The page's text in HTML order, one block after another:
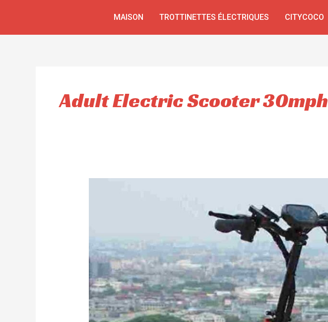
MAISON TROTTINETTES ÉLECTRIQUES CITYCOCO
Adult Electric Scooter 30mph